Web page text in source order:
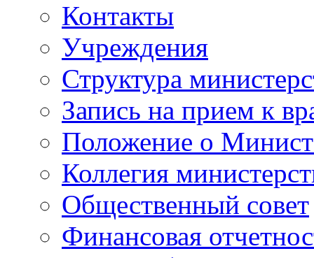
Контакты
Учреждения
Структура
Запись на прием к
Положение о
Коллегия
Общественный совет
Финансовая